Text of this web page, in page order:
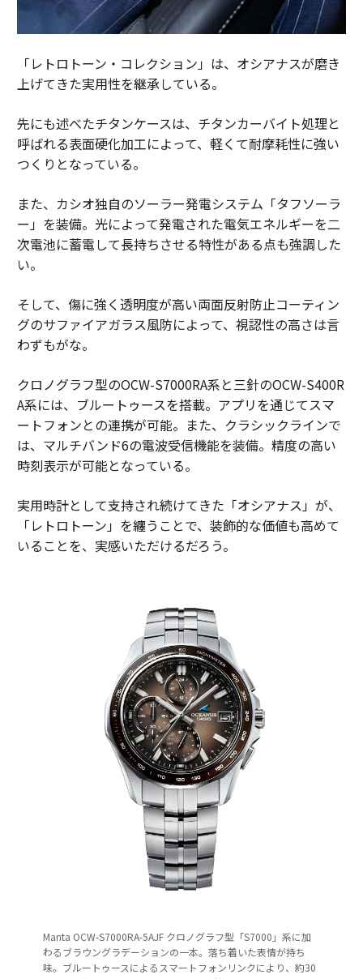
「レトロトーン・コレクション」は、オシアナスが磨き
上げてきた実用性を継承している。
先にも述べたチタンケースは、チタンカーバイト処理と
呼ばれる表面硬化加工によって、軽くて耐摩耗性に強い
つくりとなっている。
また、カシオ独自のソーラー発電システム「タフソーラ
ー」を装備。光によって発電された電気エネルギーを二
次電池に蓄電して長持ちさせる特性がある点も強調した
い。
そして、傷に強く透明度が高い両面反射防止コーティン
グのサファイアガラス風防によって、視認性の高さは言
わずもがな。
クロノグラフ型のOCW-S7000RA系と三針のOCW-S400R
A系には、ブルートゥースを搭載。アプリを通じてスマ
ートフォンとの連携が可能。また、クラシックラインで
は、マルチバンド6の電波受信機能を装備。精度の高い
時刻表示が可能となっている。
実用時計として支持され続けてきた「オシアナス」が、
「レトロトーン」を纏うことで、装飾的な価値も高めて
いることを、実感いただけるだろう。
Manta OCW-S7000RA-5AJF クロノグラフ型「S7000」系に加
わるブラウングラデーションの一本。落ち着いた表情が持ち
味。ブルートゥースによるスマートフォンリンクにより、約30